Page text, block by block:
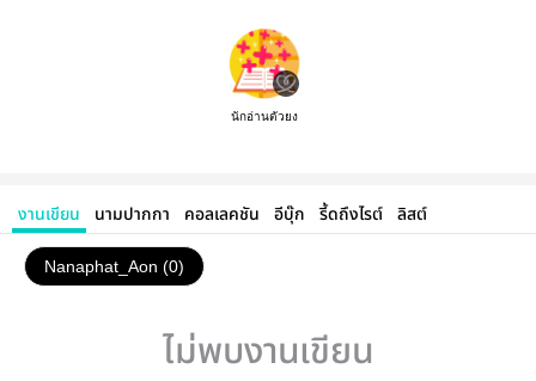
นักอ่านตัวยง
งานเขียน นามปากกา คอลเลคชัน อีบุ๊ก รี้ดถึงไรต์ ลิสต์
Nanaphat_Aon (0)
ไม่พบงานเขียน